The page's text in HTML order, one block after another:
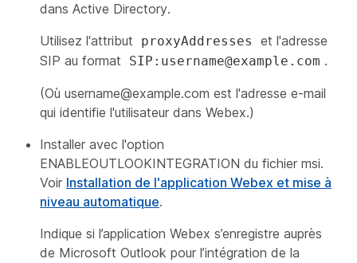
dans Active Directory.
Utilisez l'attribut
proxyAddresses
et l'adresse
SIP au format
SIP:username@example.com .
(Où username@example.com est l'adresse e-mail
qui identifie l'utilisateur dans Webex.)
Installer avec l'option
ENABLEOUTLOOKINTEGRATION du fichier msi.
Voir Installation de l'application Webex et mise à
niveau automatique.
Indique si l’application Webex s’enregistre auprès
de Microsoft Outlook pour l’intégration de la